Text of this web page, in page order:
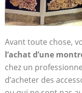
Avant toute chose,
l’achat d’une
chez un
d’acheter des